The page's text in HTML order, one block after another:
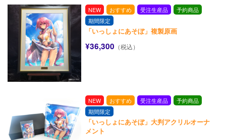
NEW おすすめ 受注生産品
予約商品
期間限定
「いっしょにあそぼ」複製原画
¥36,300 （税込）
NEW おすすめ 受注生産品
予約商品
期間限定
「いっしょにあそぼ」大判アクリルオーナ
メント